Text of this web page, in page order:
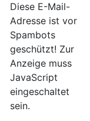
Diese E-Mail-
Adresse ist vor
Spambots
geschützt! Zur
Anzeige muss
JavaScript
eingeschaltet
sein.